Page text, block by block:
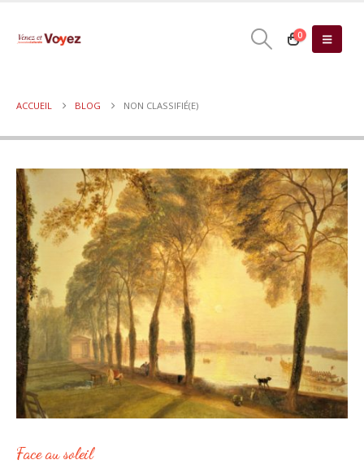
0
ACCUEIL BLOG NON CLASSIFIÉ(E)
Face au soleil